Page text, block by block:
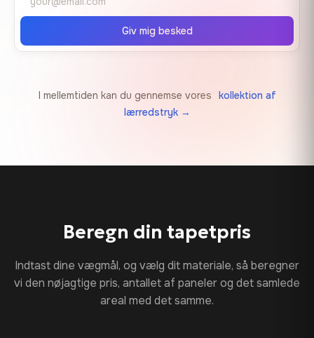
Giv mig besked
I mellemtiden kan du gennemse vores
kollektion af
lærredstryk →
Beregn din tapetpris
Indtast dine vægmål, og vælg dit materiale, så beregner
vi den nøjagtige pris, antallet af paneler og det samlede
areal med det samme.